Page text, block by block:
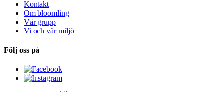
Kontakt
Om bloomling
Vår grupp
Vi och vår miljö
Följ oss på